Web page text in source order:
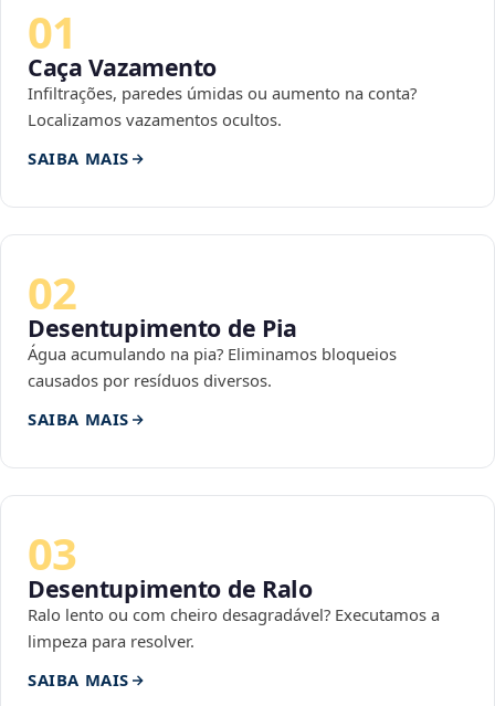
01
Caça Vazamento
Infiltrações, paredes úmidas ou aumento na conta?
Localizamos vazamentos ocultos.
SAIBA MAIS
02
Desentupimento de Pia
Água acumulando na pia? Eliminamos bloqueios
causados por resíduos diversos.
SAIBA MAIS
03
Desentupimento de Ralo
Ralo lento ou com cheiro desagradável? Executamos a
limpeza para resolver.
SAIBA MAIS